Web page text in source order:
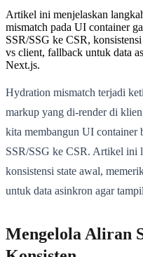
Artikel ini menjelaskan
mismatch pada UI container
SSR/SSG ke CSR,
vs client, fallback untuk data
Next.js.
Hydration mismatch terjadi
markup yang di-render di
kita membangun UI container
SSR/SSG ke CSR. Artikel ini
konsistensi state awal,
untuk data asinkron agar
Mengelola Aliran